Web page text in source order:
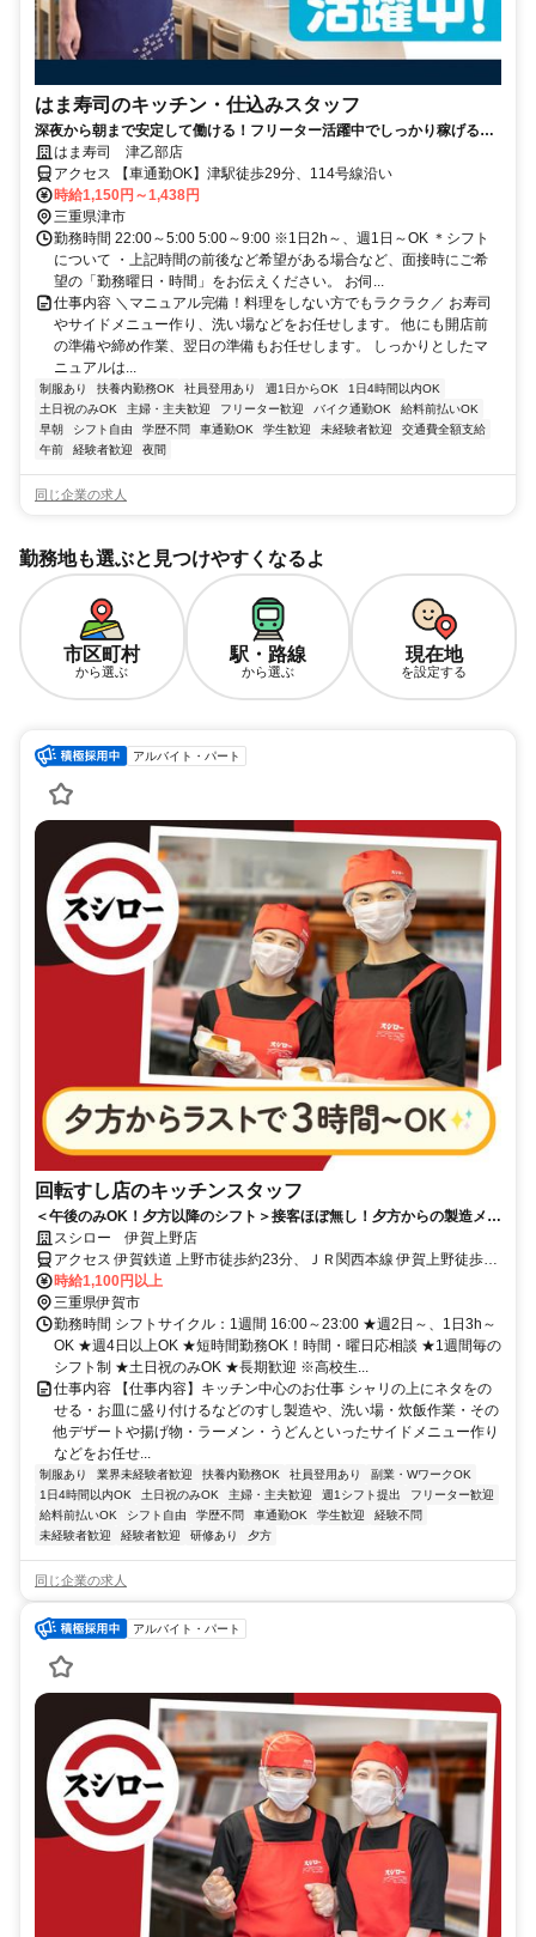
はま寿司のキッチン・仕込みスタッフ
深夜から朝まで安定して働ける！フリーター活躍中でしっかり稼げる環
境です◎
はま寿司 津乙部店
アクセス 【車通勤OK】津駅徒歩29分、114号線沿い
時給1,150円～1,438円
三重県津市
勤務時間 22:00～5:00 5:00～9:00 ※1日2h～、週1日～OK ＊シフト
について ・上記時間の前後など希望がある場合など、面接時にご希
望の「勤務曜日・時間」をお伝えください。 お伺...
仕事内容 ＼マニュアル完備！料理をしない方でもラクラク／ お寿司
やサイドメニュー作り、洗い場などをお任せします。 他にも開店前
の準備や締め作業、翌日の準備もお任せします。 しっかりとしたマ
ニュアルは...
制服あり 扶養内勤務OK 社員登用あり 週1日からOK
1日4時間以内OK
土日祝のみOK
主婦・主夫歓迎 フリーター歓迎 バイク通勤OK
給料前払いOK
早朝
シフト自由 学歴不問 車通勤OK 学生歓迎 未経験者歓迎
交通費全額支給
午前
経験者歓迎 夜間
同じ企業の求人
勤務地も選ぶと見つけやすくなるよ
市区町村
から選ぶ
駅・路線
から選ぶ
現在地
を設定する
アルバイト・パート
回転すし店のキッチンスタッフ
＜午後のみOK！夕方以降のシフト＞接客ほぼ無し！夕方からの製造メイ
ンでコツコツ働ける
スシロー 伊賀上野店
アクセス 伊賀鉄道 上野市徒歩約23分、ＪＲ関西本線 伊賀上野徒歩約
24分、伊賀鉄道 伊賀上野徒歩約24分
時給1,100円以上
三重県伊賀市
勤務時間 シフトサイクル：1週間 16:00～23:00 ★週2日～、1日3h～
OK ★週4日以上OK ★短時間勤務OK！時間・曜日応相談 ★1週間毎の
シフト制 ★土日祝のみOK ★長期歓迎 ※高校生...
仕事内容 【仕事内容】キッチン中心のお仕事 シャリの上にネタをの
せる・お皿に盛り付けるなどのすし製造や、洗い場・炊飯作業・その
他デザートや揚げ物・ラーメン・うどんといったサイドメニュー作り
などをお任せ...
制服あり 業界未経験者歓迎 扶養内勤務OK 社員登用あり
副業・WワークOK
1日4時間以内OK
土日祝のみOK 主婦・主夫歓迎 週1シフト提出
フリーター歓迎
給料前払いOK
シフト自由 学歴不問 車通勤OK 学生歓迎
経験不問
未経験者歓迎
経験者歓迎 研修あり 夕方
同じ企業の求人
アルバイト・パート